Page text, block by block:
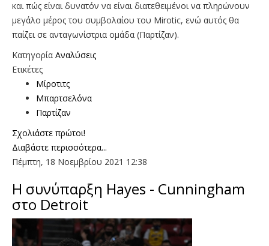
και πώς είναι δυνατόν να είναι διατεθειμένοι να πληρώνουν
μεγάλο μέρος του συμβολαίου του Mirotic, ενώ αυτός θα
παίζει σε ανταγωνίστρια ομάδα (Παρτίζαν).
Κατηγορία Αναλύσεις
Ετικέτες
Μίροτιτς
Μπαρτσελόνα
Παρτίζαν
Σχολιάστε πρώτοι!
Διαβάστε περισσότερα...
Πέμπτη, 18 Νοεμβρίου 2021 12:38
Η συνύπαρξη Hayes - Cunningham
στο Detroit